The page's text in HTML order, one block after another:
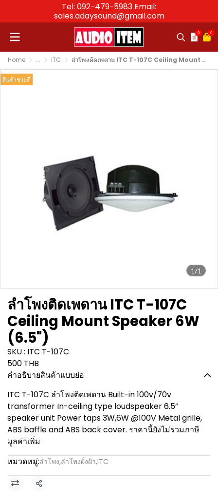
Tel: 092-479-5983 Email:
sales.adaysound@gmail.com
0 0
Home ... ITC ลำโพงติดเพดาน ITC T-107C Ceiling Mount Speaker 6W (6.5")
1/1
สินค้าขายดี
ลำโพงติดเพดาน ITC T-107C
Ceiling Mount Speaker 6W
(6.5")
SKU : ITC T-107C
500 THB
คำอธิบายสินค้าแบบย่อ
ITC T-107C ลำโพงติดเพดาน Built-in 100v/70v
transformer In-ceiling type loudspeaker 6.5”
speaker unit Power taps 3W,6W @100V Metal grille,
ABS baffle and ABS back cover. ราคานี้ยังไม่รวมภาษี
มูลค่าเพิ่ม
หมวดหมู่:ลำโพง,ลำโพงฝั่งฝ้า,ITC
แชร์